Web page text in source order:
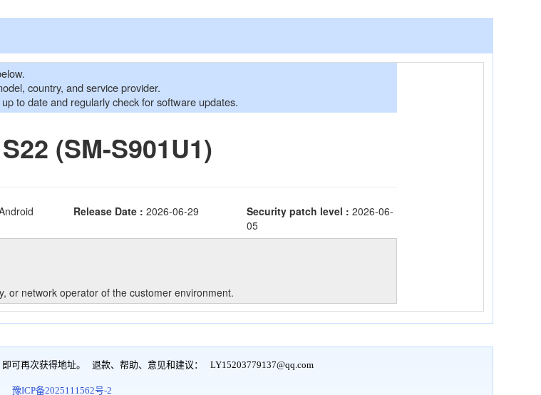
即可再次获得地址。 退款、帮助、意见和建议： LY15203779137@qq.com
豫ICP备2025111562号-2